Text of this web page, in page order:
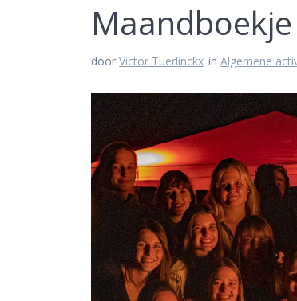
Maandboekje
doorVictor Tuerlinckx in Algemene